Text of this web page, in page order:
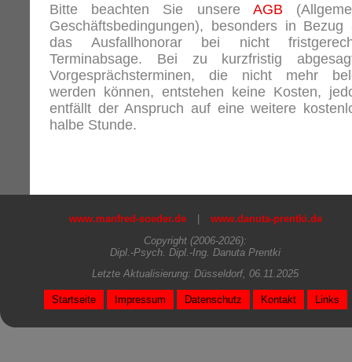
Bitte beachten Sie unsere AGB
Geschäftsbedingungen), besonders in Bezug
das Ausfallhonorar bei nicht
Terminabsage. Bei zu kurzfristig
Vorgesprächsterminen, die nicht mehr
werden können, entstehen keine Kosten,
entfällt der Anspruch auf eine weitere
halbe Stunde.
www.manfred-soeder.de
www.danuta-prentki.de
Copyright (2006-2026):
Dipl.-Psych. Dipl.-Ing. Danuta Prentki
Letzte Aktualisierung: Düsseldorf, 06.11.2025
Startseite Impressum Datenschutz Kontakt Links